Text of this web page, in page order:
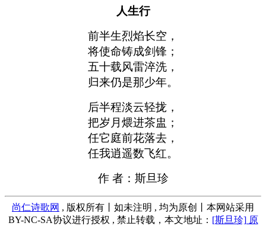
人生行
前半生烈焰长空，
将使命铸成剑锋；
五十载风雷淬洗，
归来仍是那少年。
后半程淡云轻拢，
把岁月煨进茶盅；
任它庭前花落去，
任我逍遥数飞红。
作 者：斯旦珍
尚仁诗歌网 , 版权所有丨如未注明 , 均为原创丨本网站采用
BY-NC-SA协议进行授权 , 禁止转载，本文地址： [斯旦珍] 原